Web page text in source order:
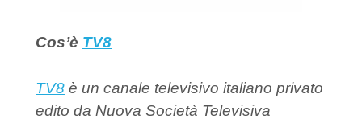
Cos’è TV8
TV8 è un canale televisivo italiano privato
edito da Nuova Società Televisiva